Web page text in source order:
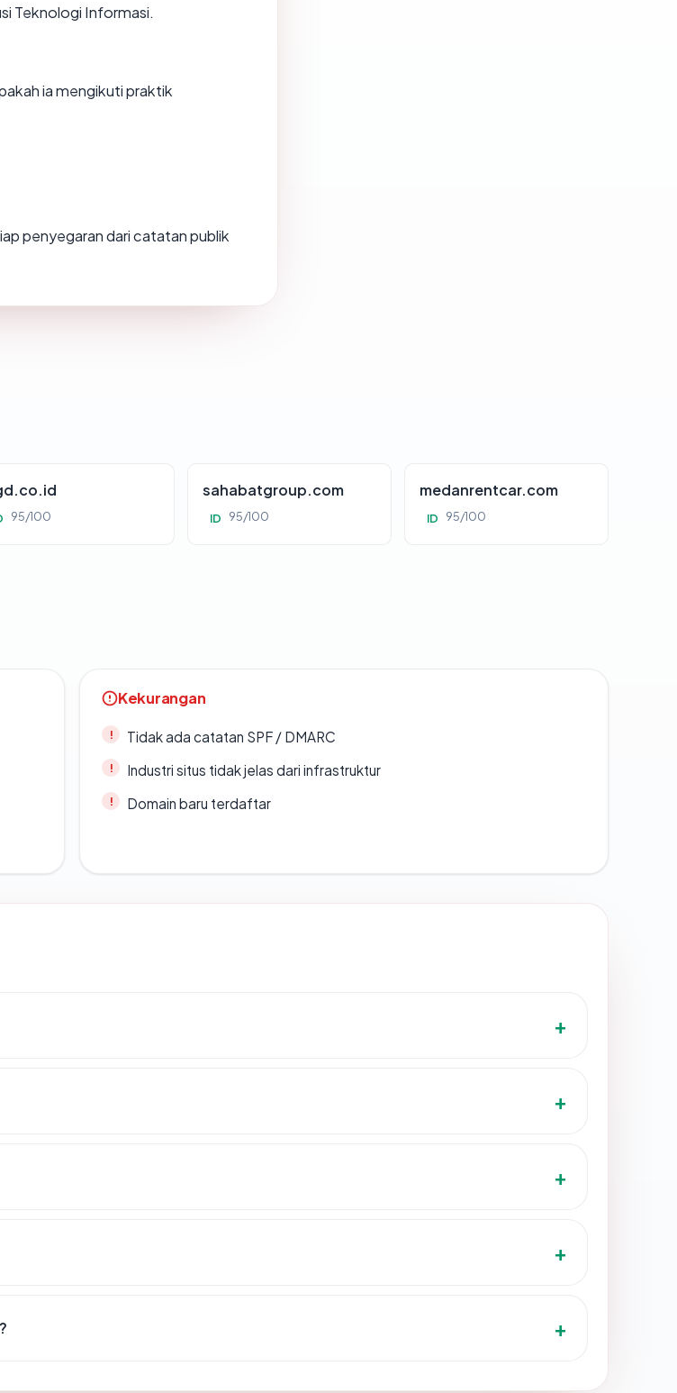
Teknologi Informasi.
ia mengikuti praktik
penyegaran dari catatan publik
95/100
sahabatgroup.com
ID 95/100
medanrentcar.com
ID 95/100
Kekurangan
Tidak ada catatan SPF / DMARC
Industri situs tidak jelas dari infrastruktur
Domain baru terdaftar